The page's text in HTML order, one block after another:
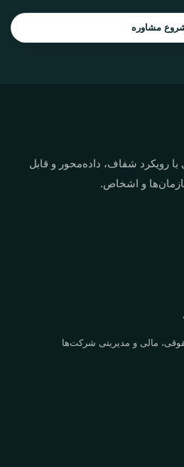
مشاوره
رویکرد شفاف، داده‌محور و قابل
و اشخاص.
مالی و مدیریتی شرکت‌ها